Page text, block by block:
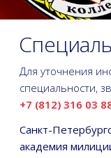
Для уточнения
специальности,
+7 (812) 316 03
Санкт-
академия